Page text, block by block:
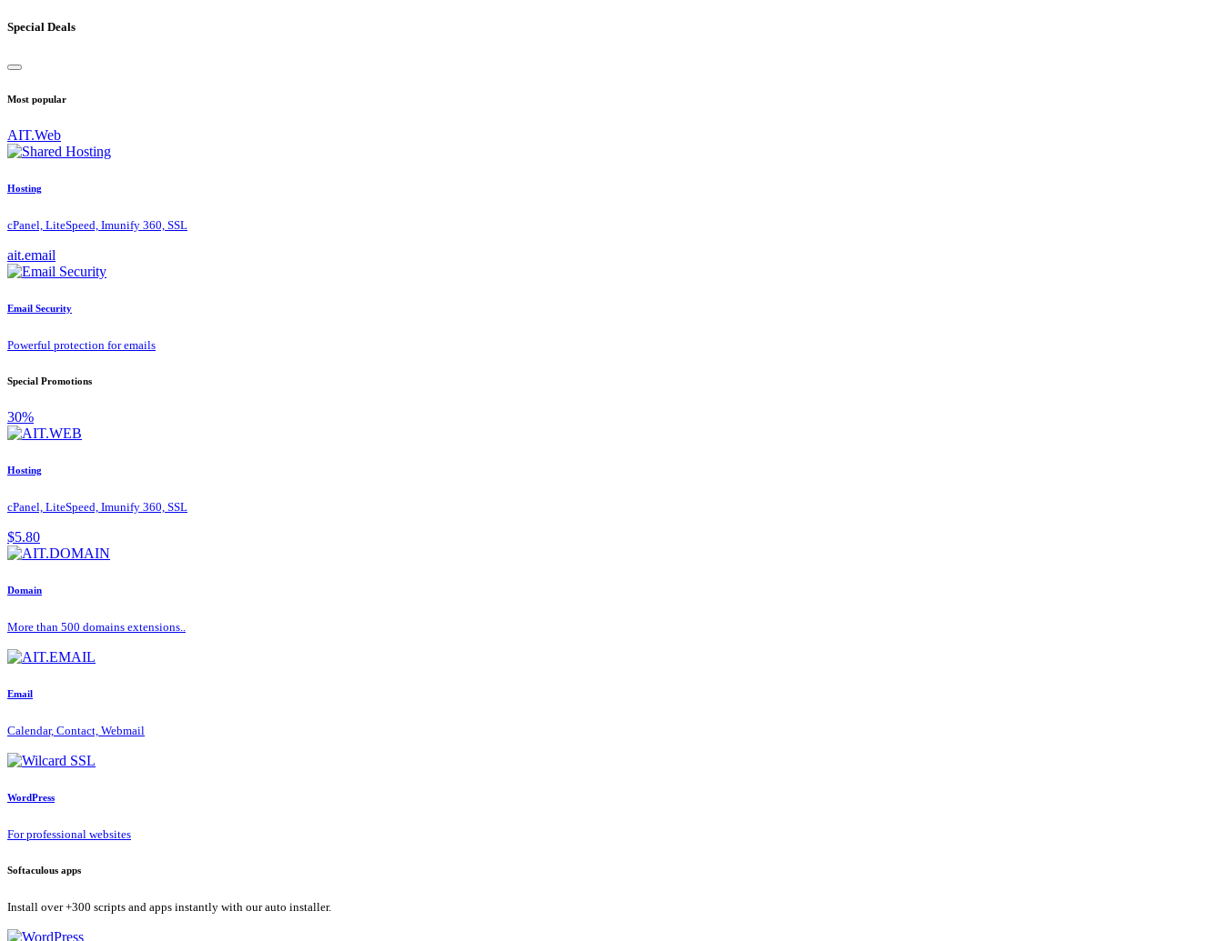
Special Deals
Most popular
AIT.Web
Hosting
cPanel, LiteSpeed, Imunify 360, SSL
ait.email
Email Security
Powerful protection for emails
Special Promotions
30%
Hosting
cPanel, LiteSpeed, Imunify 360, SSL
$5.80
Domain
More than 500 domains extensions..
Email
Calendar, Contact, Webmail
WordPress
For professional websites
Softaculous apps
Install over +300 scripts and apps instantly with our auto installer.